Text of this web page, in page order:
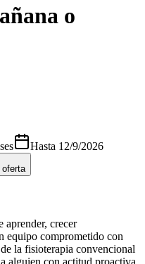
o
Hasta 12/9/2026
aprender, crecer
equipo comprometido con
la fisioterapia convencional